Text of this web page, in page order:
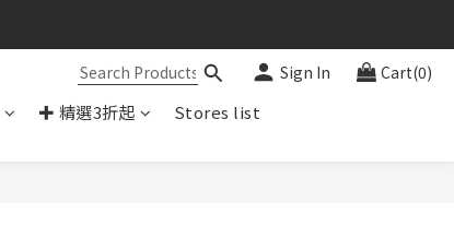
Sign In Cart(0)
✚ 精選3折起 Stores list